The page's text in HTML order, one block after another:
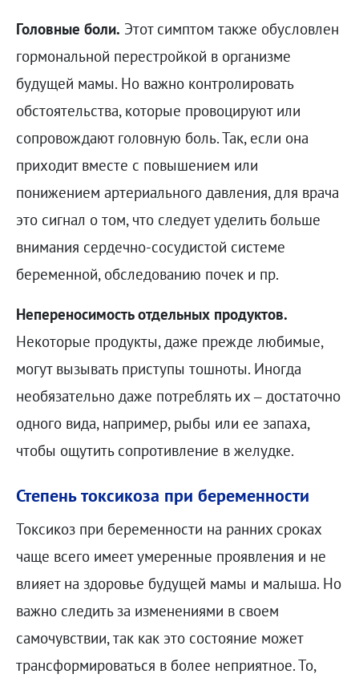
Головные боли. Этот симптом также обусловлен
гормональной перестройкой в организме
будущей мамы. Но важно контролировать
обстоятельства, которые провоцируют или
сопровождают головную боль. Так, если она
приходит вместе с повышением или
понижением артериального давления, для врача
это сигнал о том, что следует уделить больше
внимания сердечно-сосудистой системе
беременной, обследованию почек и пр.
Непереносимость отдельных продуктов.
Некоторые продукты, даже прежде любимые,
могут вызывать приступы тошноты. Иногда
необязательно даже потреблять их – достаточно
одного вида, например, рыбы или ее запаха,
чтобы ощутить сопротивление в желудке.
Степень токсикоза при беременности
Токсикоз при беременности на ранних сроках
чаще всего имеет умеренные проявления и не
влияет на здоровье будущей мамы и малыша. Но
важно следить за изменениями в своем
самочувствии, так как это состояние может
трансформироваться в более неприятное. То,